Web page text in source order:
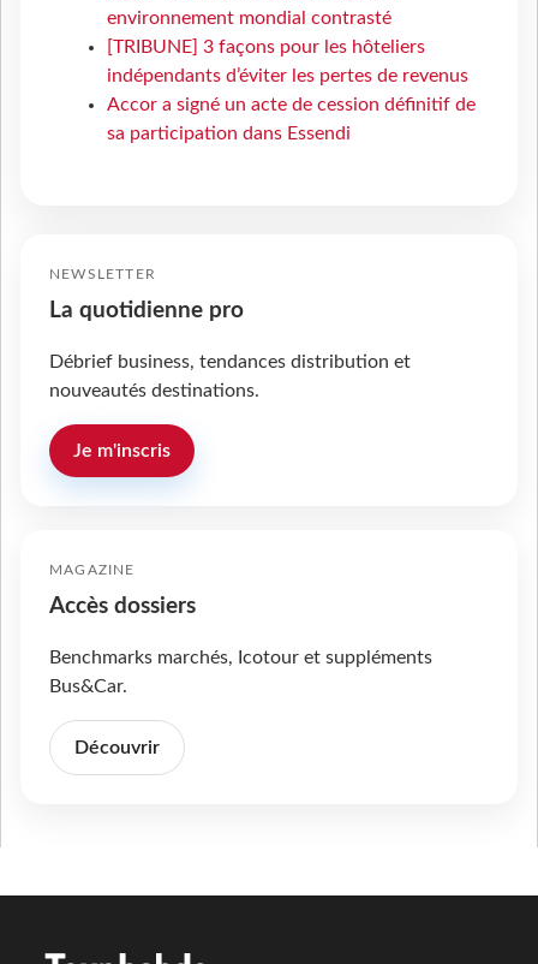
environnement mondial contrasté
[TRIBUNE] 3 façons pour les hôteliers
indépendants d’éviter les pertes de revenus
Accor a signé un acte de cession définitif de
sa participation dans Essendi
NEWSLETTER
La quotidienne pro
Débrief business, tendances distribution et
nouveautés destinations.
Je m'inscris
MAGAZINE
Accès dossiers
Benchmarks marchés, Icotour et suppléments
Bus&Car.
Découvrir